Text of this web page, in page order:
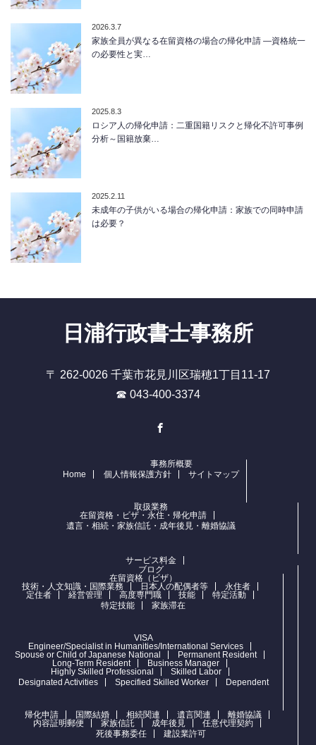
2026.3.7
家族全員が異なる在留資格の場合の帰化申請 ―資格統一
の必要性と実…
2025.8.3
ロシア人の帰化申請：二重国籍リスクと帰化不許可事例
分析～国籍放棄…
2025.2.11
未成年の子供がいる場合の帰化申請：家族での同時申請
は必要？
日浦行政書士事務所
〒 262-0026 千葉市花見川区瑞穂1丁目11-17
☎ 043-400-3374
Home
事務所概要
個人情報保護方針
サイトマップ
取扱業務
在留資格・ビザ・永住・帰化申請
遺言・相続・家族信託・成年後見・離婚協議
サービス料金
ブログ
在留資格（ビザ）
技術・人文知識・国際業務
日本人の配偶者等
永住者
定住者
経営管理 高度専門職 技能
特定活動
特定技能
家族滞在
VISA
Engineer/Specialist in Humanities/International Services
Spouse or Child of Japanese National
Permanent Resident
Long-Term Resident
Business Manager
Highly Skilled Professional
Skilled Labor
Designated Activities
Specified Skilled Worker Dependent
帰化申請 国際結婚 相続関連 遺言関連
離婚協議
内容証明郵便
家族信託 成年後見
任意代理契約
死後事務委任
建設業許可